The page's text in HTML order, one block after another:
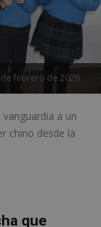
febrero de 2026
vanguardia a un
chino desde la
que
1 semana 3
días